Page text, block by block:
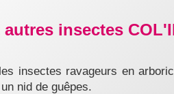
insectes
insectes ravageurs en
nid de guêpes.